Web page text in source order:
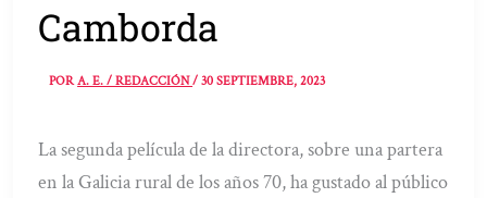
Camborda
PORA. E. / REDACCIÓN/30 SEPTIEMBRE, 2023
La segunda película de la directora, sobre una partera
en la Galicia rural de los años 70, ha gustado al público